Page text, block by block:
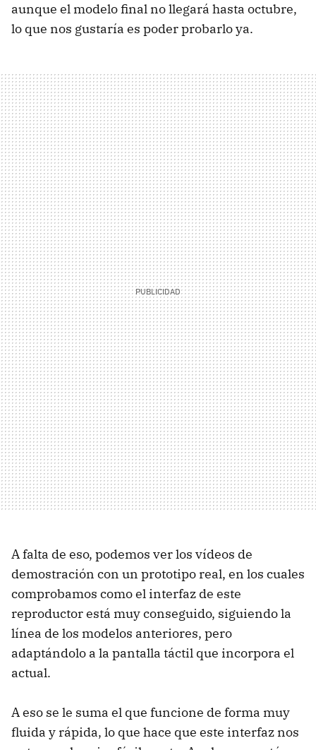
aunque el modelo final no llegará hasta octubre,
lo que nos gustaría es poder probarlo ya.
A falta de eso, podemos ver los vídeos de
demostración con un prototipo real, en los cuales
comprobamos como el interfaz de este
reproductor está muy conseguido, siguiendo la
línea de los modelos anteriores, pero
adaptándolo a la pantalla táctil que incorpora el
actual.
A eso se le suma el que funcione de forma muy
fluida y rápida, lo que hace que este interfaz nos